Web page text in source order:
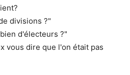
divisions ?"
d'électeurs ?"
vous dire que l'on était pas